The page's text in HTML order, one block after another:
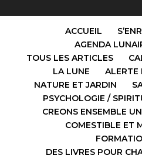
ACCUEIL
AGENDA
TOUS LES ARTICLES
LA LUNE
ALERTE
NATURE ET JARDIN
PSYCHOLOGIE /
CREONS ENSEMBLE
COMESTIBLE ET
DES LIVRES POUR